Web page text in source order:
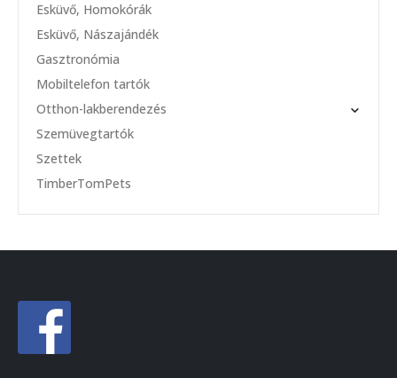
Esküvő, Homokórák
Esküvő, Nászajándék
Gasztronómia
Mobiltelefon tartók
Otthon-lakberendezés
Szemüvegtartók
Szettek
TimberTomPets